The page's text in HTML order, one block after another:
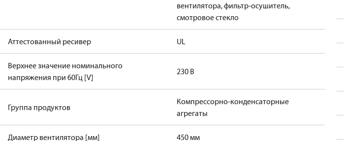
вентилятора, фильтр-осушитель,
смотровое стекло
Аттестованный ресивер UL
Верхнее значение номинального
напряжения при 60Гц [V]
230 В
Группа продуктов
Компрессорно-конденсаторные
агрегаты
Диаметр вентилятора [мм] 450 мм